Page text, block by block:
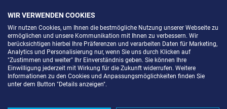
LAGERBOX IN BERLIN-KOL.
WIR VERWENDEN COOKIES
Wir nutzen Cookies, um Ihnen die bestmögliche Nutzung unserer Webseite zu
ermöglichen und unsere Kommunikation mit Ihnen zu verbessern. Wir
berücksichtigen hierbei Ihre Präferenzen und verarbeiten Daten für Marketing,
Analytics und Personalisierung nur, wenn Sie uns durch Klicken auf
"Zustimmen und weiter" Ihr Einverständnis geben. Sie können Ihre
Einwilligung jederzeit mit Wirkung für die Zukunft widerrufen. Weitere
Informationen zu den Cookies und Anpassungsmöglichkeiten finden Sie
unter dem Button "Details anzeigen".